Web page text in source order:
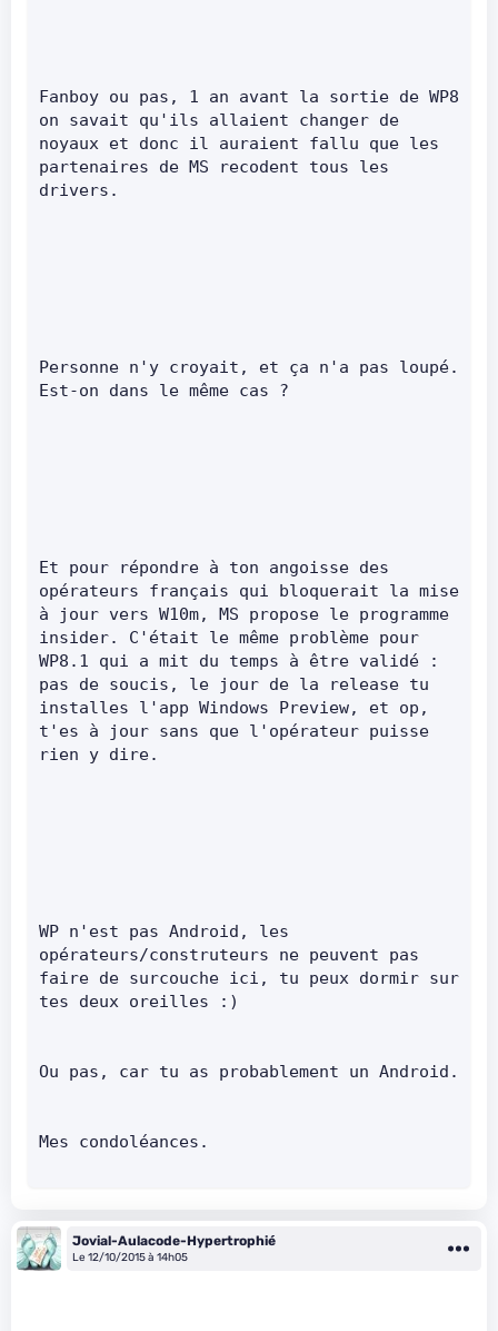
Fanboy ou pas, 1 an avant la sortie de WP8
on savait qu'ils allaient changer de
noyaux et donc il auraient fallu que les
partenaires de MS recodent tous les
drivers.
Personne n'y croyait, et ça n'a pas loupé.
Est-on dans le même cas ?
Et pour répondre à ton angoisse des
opérateurs français qui bloquerait la mise
à jour vers W10m, MS propose le programme
insider. C'était le même problème pour
WP8.1 qui a mit du temps à être validé :
pas de soucis, le jour de la release tu
installes l'app Windows Preview, et op,
t'es à jour sans que l'opérateur puisse
rien y dire.
WP n'est pas Android, les
opérateurs/construteurs ne peuvent pas
faire de surcouche ici, tu peux dormir sur
tes deux oreilles :)
Mes condoléances.
Jovial-Aulacode-Hypertrophié
Le 12/10/2015 à 14h05